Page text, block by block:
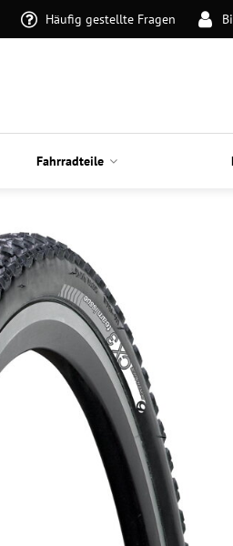
Häufig gestellte Fragen
Fahrradteile